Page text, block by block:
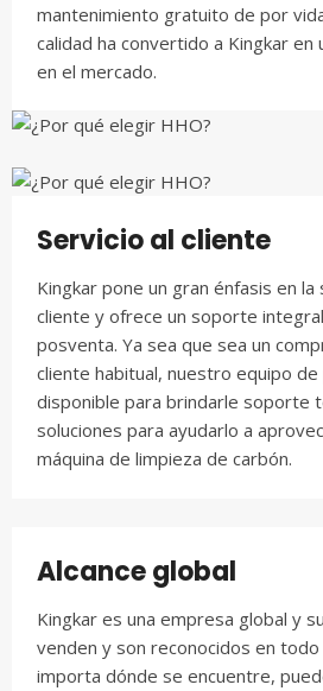
mantenimiento gratuito de por
calidad ha convertido a Kingkar en
en el mercado.
Servicio al cliente
Kingkar pone un gran énfasis en la
cliente y ofrece un soporte
posventa. Ya sea que sea un
cliente habitual, nuestro equipo
disponible para brindarle soporte
soluciones para ayudarlo a
máquina de limpieza de carbón.
Alcance global
Kingkar es una empresa global y
venden y son reconocidos en todo
importa dónde se encuentre,